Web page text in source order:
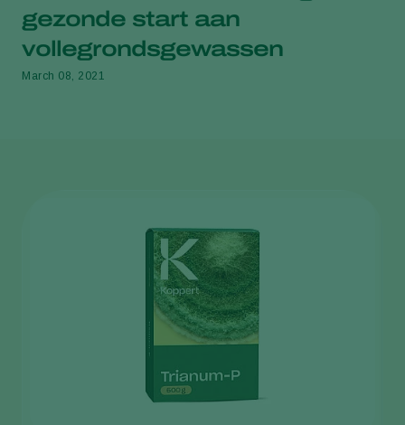
gezonde start aan
vollegrondsgewassen
March 08, 2021